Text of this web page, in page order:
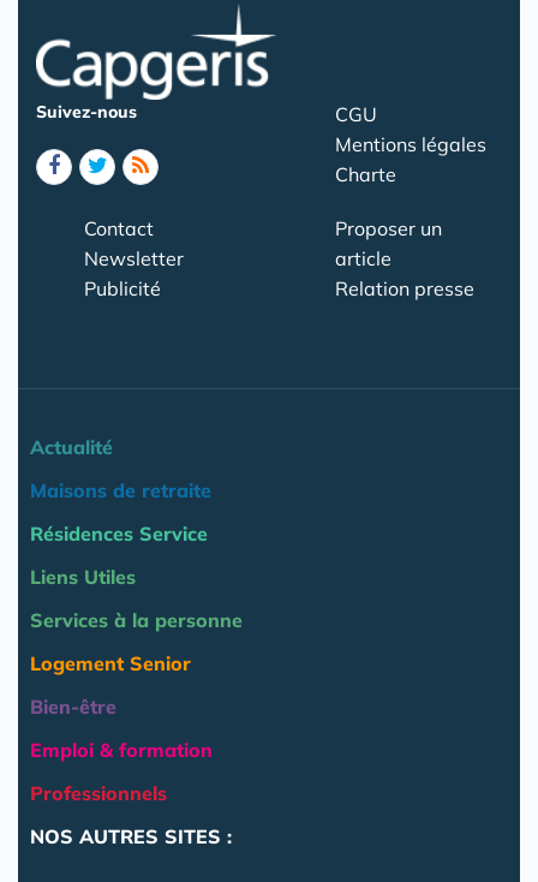
Suivez-nous
CGU
Mentions légales
Charte
Contact
Newsletter
Publicité
Proposer un
article
Relation presse
Actualité
Maisons de retraite
Résidences Service
Liens Utiles
Services à la personne
Logement Senior
Bien-être
Emploi & formation
Professionnels
NOS AUTRES SITES :